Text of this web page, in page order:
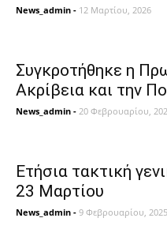
News_admin - 12 Μαρτίου, 2026
Συγκροτήθηκε η
Ακρίβεια και την
News_admin - 20 Φεβρουαρίου,
Ετήσια τακτική
23 Μαρτίου
News_admin - 9 Φεβρουαρίου, 2025